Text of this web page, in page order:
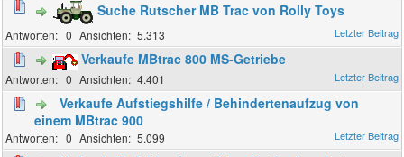
Suche Rutscher MB Trac von Rolly Toys
0 5.313
Verkaufe MBtrac 800 MS-Getriebe
0 4.401
Verkaufe Aufstiegshilfe / Behindertenaufzug von
einem MBtrac 900
0 5.099